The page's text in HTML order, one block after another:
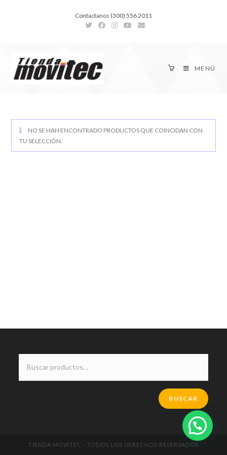
Contactanos (300) 556 2011
MENÚ
NO SE HAN ENCONTRADO PRODUCTOS QUE COINCIDAN CON
TU SELECCIÓN.
BUSCAR
TIENDA MOVITEC - TODOS LOS DERECHOS RESERVADOS